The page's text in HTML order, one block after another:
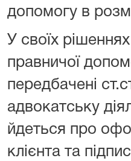
допомогу в
У своїх
правничої
передбачені
адвокатську
йдеться про
клієнта та